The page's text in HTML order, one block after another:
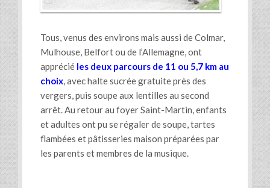
Tous, venus des environs mais aussi de Colmar,
Mulhouse, Belfort ou de l’Allemagne, ont
apprécié les deux parcours de 11 ou 5,7 km au
choix, avec halte sucrée gratuite près des
vergers, puis soupe aux lentilles au second
arrêt. Au retour au foyer Saint-Martin, enfants
et adultes ont pu se régaler de soupe, tartes
flambées et pâtisseries maison préparées par
les parents et membres de la musique.